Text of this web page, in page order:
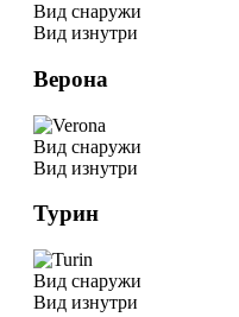
Вид снаружи
Вид изнутри
Верона
Вид снаружи
Вид изнутри
Турин
Вид снаружи
Вид изнутри